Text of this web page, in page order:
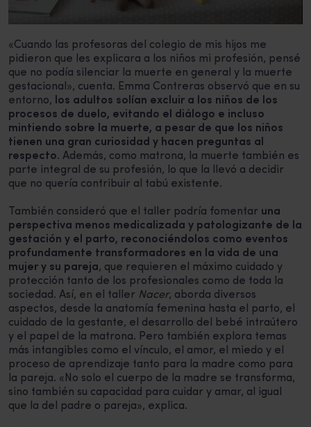
«Cuando las profesoras del colegio de mis hijos me
pidieron que les explicara a los niños mi profesión, pensé
que no podía silenciar la muerte en general y la muerte
gestacional», cuenta. Emma Contreras observó que en su
entorno,
los adultos solían excluir a los niños de los
procesos de duelo, evitando el diálogo e incluso
mintiendo sobre la muerte, a pesar de que los niños
tienen una gran curiosidad y hacen preguntas al
respecto. Además, como matrona, la muerte también es
parte integral de su profesión, lo que la llevó a decidir
que no quería contribuir al tabú existente.
También consideró que el taller podría fomentar una
perspectiva menos medicalizada y patologizante de la
gestación y el parto, reconociéndolos como eventos
profundamente transformadores en la vida de una
mujer y su pareja, que requieren el máximo cuidado y
protección tanto de los profesionales como de toda la
sociedad. Así, en el taller Nacer, aborda diversos
aspectos, desde la anatomía femenina hasta el parto, el
cuidado de la gestante, el desarrollo del bebé intraútero
y el papel de la matrona. Pero también explora temas
más intangibles como el vínculo, el amor, el miedo y el
proceso de aprendizaje tanto para la madre como para
la pareja. «No solo el cuerpo de la madre se transforma,
sino también su capacidad para cuidar y amar, al igual
que la del padre o pareja», explica.